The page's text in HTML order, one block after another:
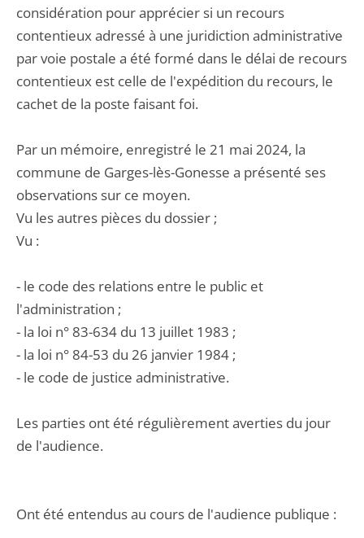
considération pour apprécier si un recours
contentieux adressé à une juridiction administrative
par voie postale a été formé dans le délai de recours
contentieux est celle de l'expédition du recours, le
cachet de la poste faisant foi.
Par un mémoire, enregistré le 21 mai 2024, la
commune de Garges-lès-Gonesse a présenté ses
observations sur ce moyen.
Vu les autres pièces du dossier ;
Vu :
- le code des relations entre le public et
l'administration ;
- la loi n° 83-634 du 13 juillet 1983 ;
- la loi n° 84-53 du 26 janvier 1984 ;
- le code de justice administrative.
Les parties ont été régulièrement averties du jour
de l'audience.
Ont été entendus au cours de l'audience publique :